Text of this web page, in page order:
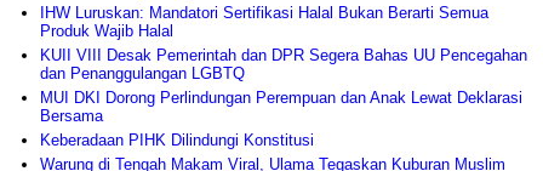
IHW Luruskan: Mandatori Sertifikasi Halal Bukan Berarti Semua
Produk Wajib Halal
KUII VIII Desak Pemerintah dan DPR Segera Bahas UU Pencegahan
dan Penanggulangan LGBTQ
MUI DKI Dorong Perlindungan Perempuan dan Anak Lewat Deklarasi
Bersama
Keberadaan PIHK Dilindungi Konstitusi
Warung di Tengah Makam Viral, Ulama Tegaskan Kuburan Muslim